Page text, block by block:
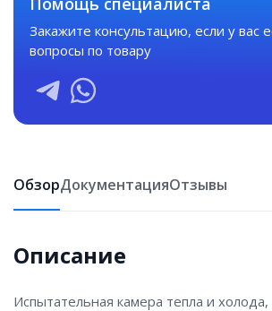
Закажите консультацию, если у вас
вопросы по товару
ОбзорДокументацияОтзывы
Описание
Испытательная камера тепла и